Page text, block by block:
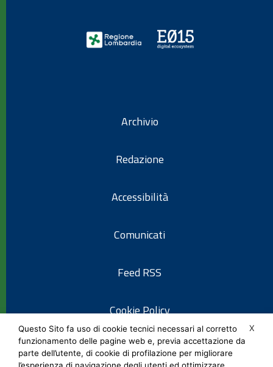
Archivio
Redazione
Accessibilità
Comunicati
Feed RSS
Cookie Policy
Informativa privacy
X
Questo Sito fa uso di cookie tecnici necessari al corretto
funzionamento delle pagine web e, previa accettazione da
parte dell’utente, di cookie di profilazione per migliorare